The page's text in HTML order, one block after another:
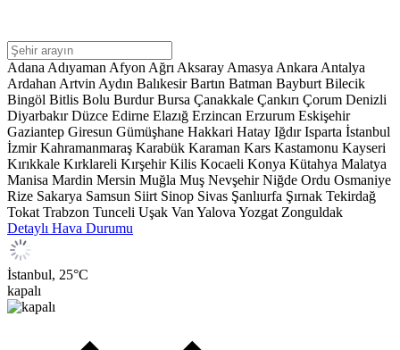
Adana Adıyaman Afyon Ağrı Aksaray Amasya Ankara Antalya
Ardahan Artvin Aydın Balıkesir Bartın Batman Bayburt Bilecik
Bingöl Bitlis Bolu Burdur Bursa Çanakkale Çankırı Çorum Denizli
Diyarbakır Düzce Edirne Elazığ Erzincan Erzurum Eskişehir
Gaziantep Giresun Gümüşhane Hakkari Hatay Iğdır Isparta İstanbul
İzmir Kahramanmaraş Karabük Karaman Kars Kastamonu Kayseri
Kırıkkale Kırklareli Kırşehir Kilis Kocaeli Konya Kütahya Malatya
Manisa Mardin Mersin Muğla Muş Nevşehir Niğde Ordu Osmaniye
Rize Sakarya Samsun Siirt Sinop Sivas Şanlıurfa Şırnak Tekirdağ
Tokat Trabzon Tunceli Uşak Van Yalova Yozgat Zonguldak
Detaylı Hava Durumu
İstanbul, 25°C
kapalı